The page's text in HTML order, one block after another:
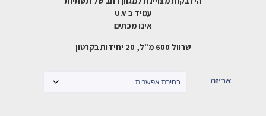
עמיד ב U.V
אינו מכתים
שרוול 600 מ”ל, 20 יחידות בקרטון
אריזה